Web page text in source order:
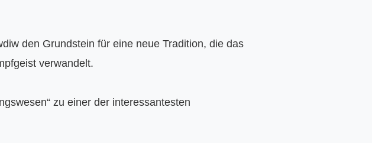
den Grundstein für eine neue Tradition, die das
verwandelt.
zu einer der interessantesten